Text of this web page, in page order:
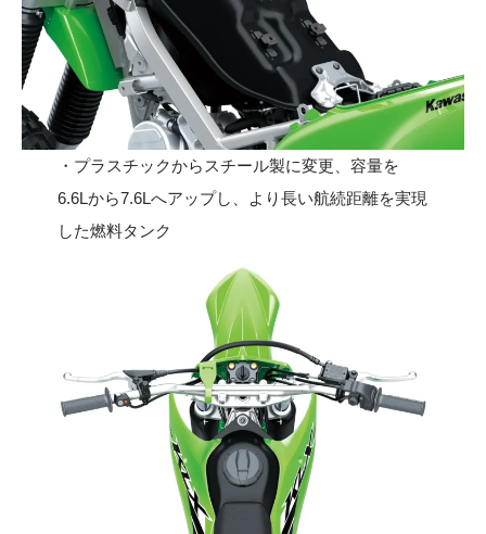
・プラスチックからスチール製に変更、容量を
6.6Lから7.6Lへアップし、より長い航続距離を実現
した燃料タンク